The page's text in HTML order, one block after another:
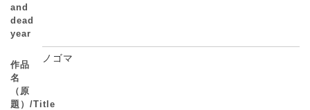
and
dead
year
作品
名
（原
題）/Title
ノゴマ